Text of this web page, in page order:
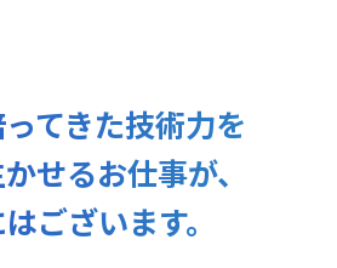
てきた技術力を
せるお仕事が、
ございます。